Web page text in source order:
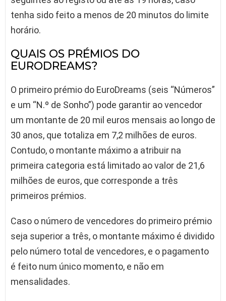
tenha sido feito a menos de 20 minutos do limite
horário.
QUAIS OS PRÉMIOS DO
EURODREAMS?
O primeiro prémio do EuroDreams (seis “Números”
e um “N.º de Sonho”) pode garantir ao vencedor
um montante de 20 mil euros mensais ao longo de
30 anos, que totaliza em 7,2 milhões de euros.
Contudo, o montante máximo a atribuir na
primeira categoria está limitado ao valor de 21,6
milhões de euros, que corresponde a três
primeiros prémios.
Caso o número de vencedores do primeiro prémio
seja superior a três, o montante máximo é dividido
pelo número total de vencedores, e o pagamento
é feito num único momento, e não em
mensalidades.